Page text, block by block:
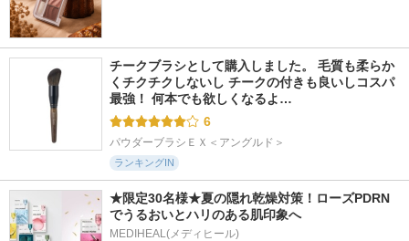
チークブラシとして購入しました。 毛質も柔らか
くチクチクしないし チークの付きも良いしコスパ
最強！ 何本でも欲しくなるよ…
6
パウダーブラシＥＸ＜アングルド＞
ランキングIN
★限定30名様★夏の隠れ乾燥対策！ローズPDRN
でうるおいとハリのある肌印象へ
MEDIHEAL(メディヒール)